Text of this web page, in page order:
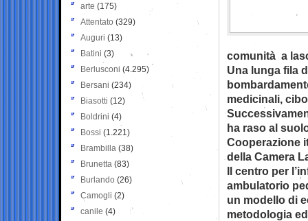
comunità a
Una lunga fila
medicinali,
ha raso al
Cooperazione
della Camera
Il centro per
ambulatorio
un modello di
metodologia
arte (175)
Attentato (329)
Auguri (13)
Batini (3)
Berlusconi (4.295)
Bersani (234)
Biasotti (12)
Boldrini (4)
Bossi (1.221)
Brambilla (38)
Brunetta (83)
Burlando (26)
Camogli (2)
canile (4)